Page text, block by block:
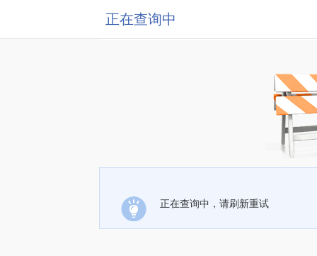
正在查询中
正在查询中，请刷新重试